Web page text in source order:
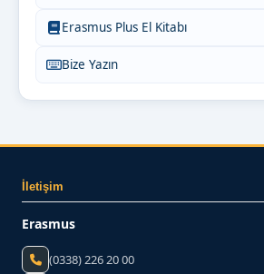
Erasmus Plus El Kitabı
Bize Yazın
İletişim
Erasmus
(0338) 226 20 00